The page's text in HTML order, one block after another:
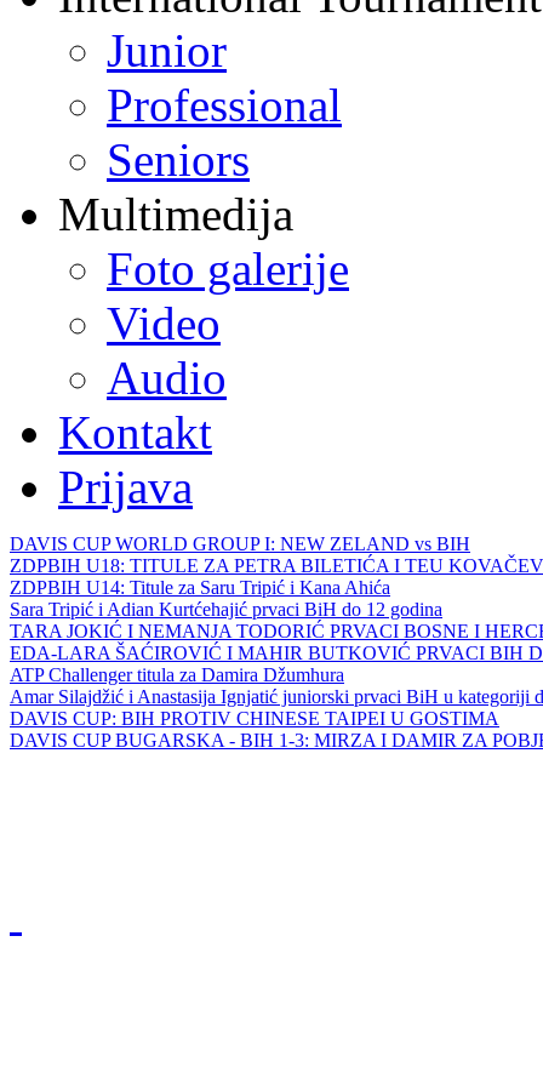
Junior
Professional
Seniors
Multimedija
Foto galerije
Video
Audio
Kontakt
Prijava
DAVIS CUP WORLD GROUP I: NEW ZELAND vs BIH
ZDPBIH U18: TITULE ZA PETRA BILETIĆA I TEU
ZDPBIH U14: Titule za Saru Tripić i Kana Ahića
Sara Tripić i Adian Kurtćehajić prvaci BiH do 12 godina
TARA JOKIĆ I NEMANJA TODORIĆ PRVACI BOSNE I
EDA-LARA ŠAĆIROVIĆ I MAHIR BUTKOVIĆ PRVACI BIH
ATP Challenger titula za Damira Džumhura
Amar Silajdžić i Anastasija Ignjatić juniorski prvaci BiH u kategoriji
DAVIS CUP: BIH PROTIV CHINESE TAIPEI U GOSTIMA
DAVIS CUP BUGARSKA - BIH 1-3: MIRZA I DAMIR ZA